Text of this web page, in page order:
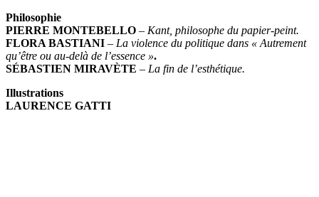
Philosophie
PIERRE MONTEBELLO – Kant, philosophe du papier-peint.
FLORA BASTIANI – La violence du politique dans « Autrement
qu’être ou au-delà de l’essence ».
SÉBASTIEN MIRAVÈTE – La fin de l’esthétique.
Illustrations
LAURENCE GATTI